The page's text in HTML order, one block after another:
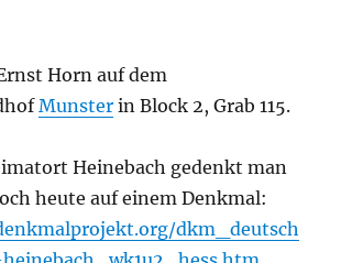
Horn auf dem
Munster inBlock 2, Grab 115.
Heinebach gedenkt man
heute auf einem Denkmal:
dkm_deutsch